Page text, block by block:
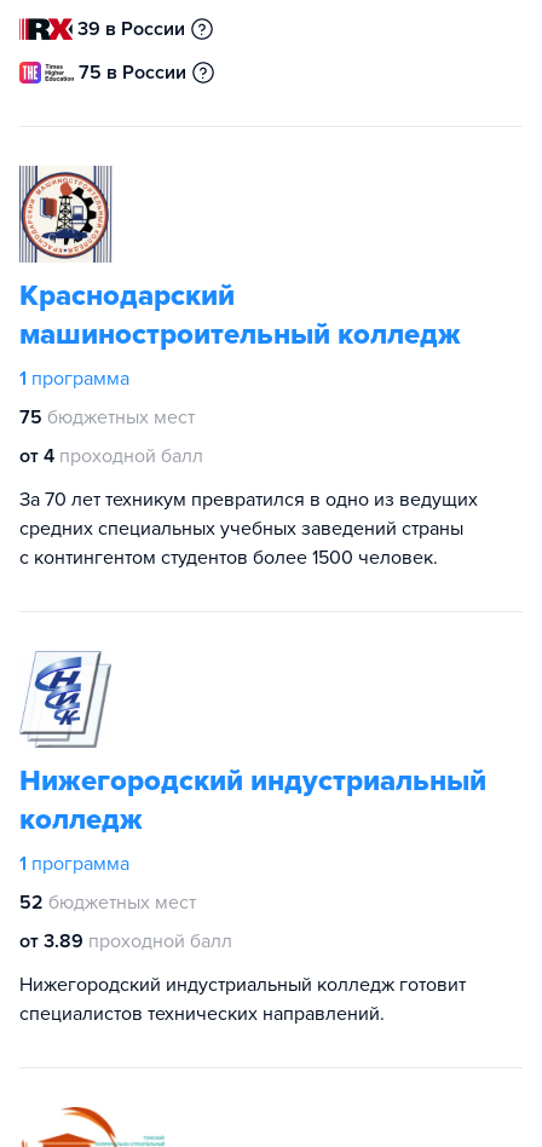
39 в России
75 в России
Краснодарский
машиностроительный колледж
1 программа
75 бюджетных мест
от 4 проходной балл
За 70 лет техникум превратился в одно из ведущих
средних специальных учебных заведений страны
с контингентом студентов более 1500 человек.
Нижегородский индустриальный
колледж
1 программа
52 бюджетных мест
от 3.89 проходной балл
Нижегородский индустриальный колледж готовит
специалистов технических направлений.